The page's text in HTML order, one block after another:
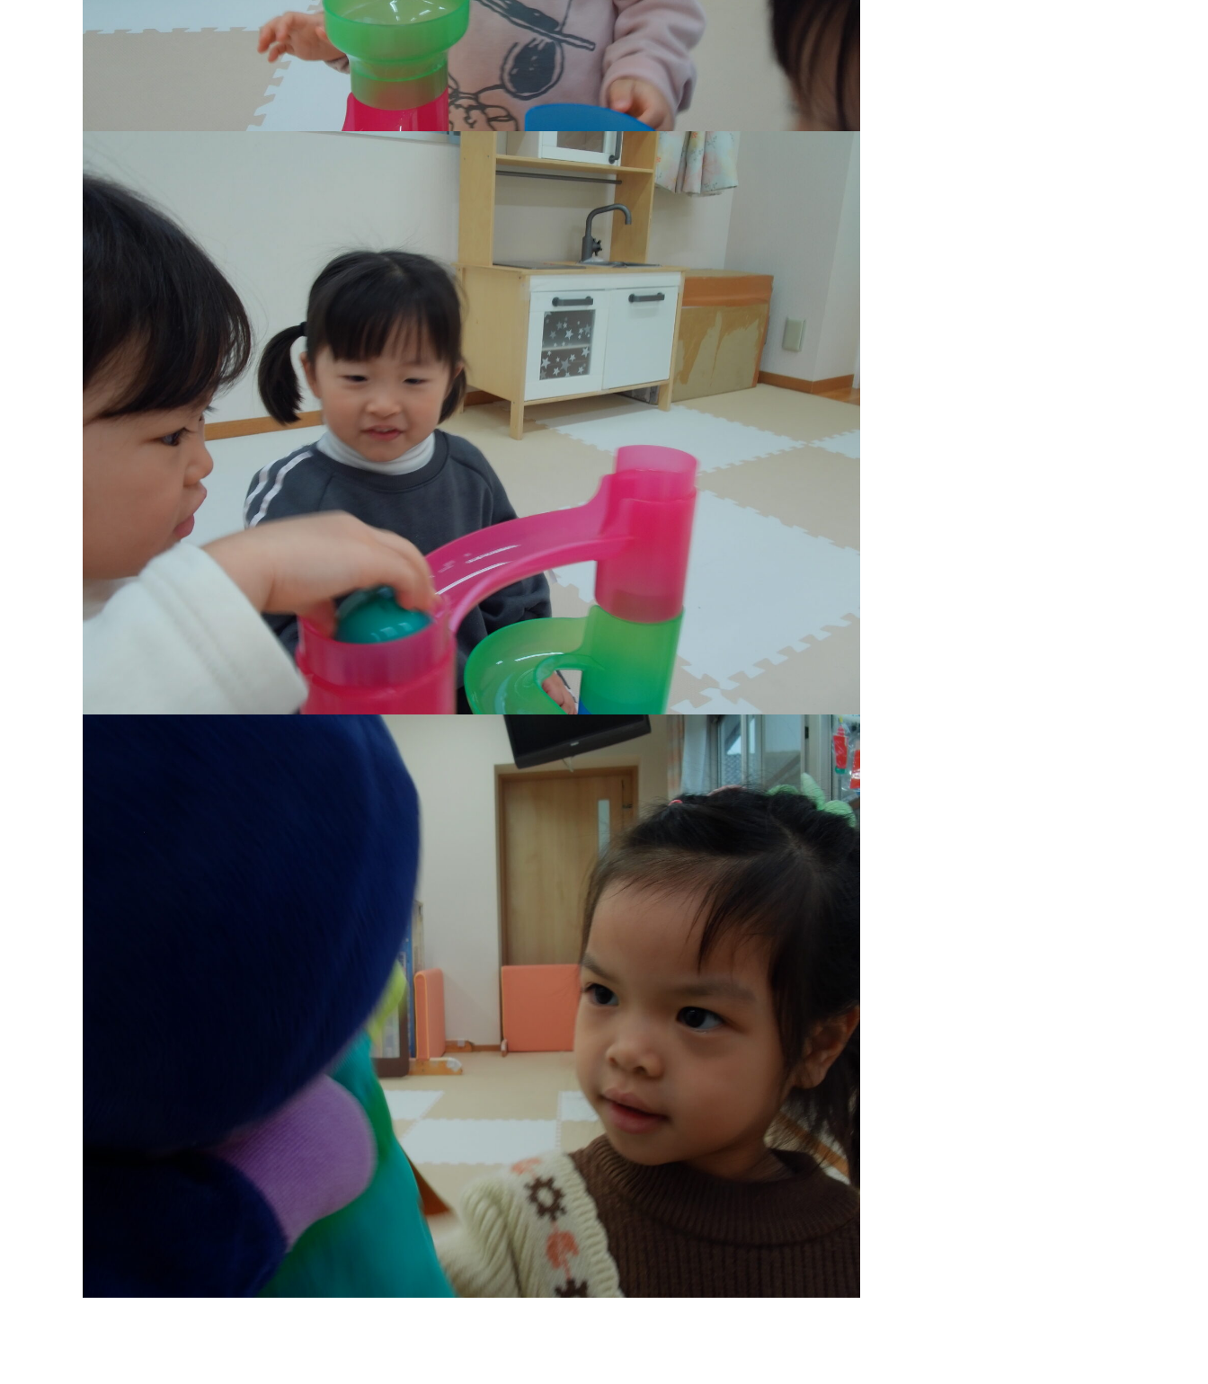
理事長のことば
教育と保育
美⽊多幼稚園の理想
園の1⽇
年間⾏事
預かり保育［ヒラソル ]
美⽊多チコス
美⽊多チコスについて
美⽊多チコスブログ
グループ施設・
関係先リンク
学校法⼈諏訪森学園 諏訪森幼稚園
⼤阪府私⽴幼稚園連盟
社会福祉法人野田福祉会